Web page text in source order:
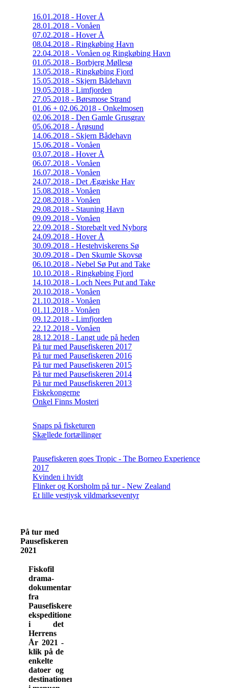
16.01.2018 - Hover Å
28.01.2018 - Vonåen
07.02.2018 - Hover Å
08.04.2018 - Ringkøbing Havn
22.04.2018 - Vonåen og Ringkøbing Havn
01.05.2018 - Borbjerg Møllesø
13.05.2018 - Ringkøbing Fjord
15.05.2018 - Skjern Bådehavn
19.05.2018 - Limfjorden
27.05.2018 - Børsmose Strand
01.06 + 02.06.2018 - Onkelmosen
02.06.2018 - Den Gamle Grusgrav
05.06.2018 - Årøsund
14.06.2018 - Skjern Bådehavn
15.06.2018 - Vonåen
03.07.2018 - Hover Å
06.07.2018 - Vonåen
16.07.2018 - Vonåen
24.07.2018 - Det Ægæiske Hav
15.08.2018 - Vonåen
22.08.2018 - Vonåen
29.08.2018 - Stauning Havn
09.09.2018 - Vonåen
22.09.2018 - Storebælt ved Nyborg
24.09.2018 - Hover Å
30.09.2018 - Hestehviskerens Sø
30.09.2018 - Den Skumle Skovsø
06.10.2018 - Nebel Sø Put and Take
10.10.2018 - Ringkøbing Fjord
14.10.2018 - Loch Nees Put and Take
20.10.2018 - Vonåen
21.10.2018 - Vonåen
01.11.2018 - Vonåen
09.12.2018 - Limfjorden
22.12.2018 - Vonåen
28.12.2018 - Langt ude på heden
På tur med Pausefiskeren 2017
På tur med Pausefiskeren 2016
På tur med Pausefiskeren 2015
På tur med Pausefiskeren 2014
På tur med Pausefiskeren 2013
Fiskekongerne
Onkel Finns Mosteri
Snaps på fisketuren
Skællede fortællinger
Pausefiskeren goes Tropic - The Borneo Experience
2017
Kvinden i hvidt
Flinker og Korsholm på tur - New Zealand
Et lille vestjysk vildmarkseventyr
På tur med
Pausefiskeren
2021
Fiskofil
drama-
dokumentar
fra
Pausefiskerens
ekspeditioner
i det
Herrens
År 2021 -
klik på de
enkelte
datoer og
destinationer